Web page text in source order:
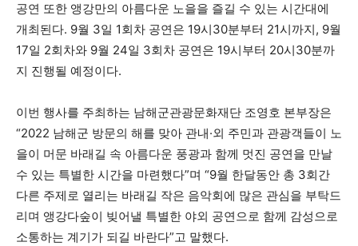
공연 또한 앵강만의 아름다운 노을을 즐길 수 있는 시간대에
개최된다. 9월 3일 1회차 공연은 19시30분부터 21시까지, 9월
17일 2회차와 9월 24일 3회차 공연은 19시부터 20시30분까
지 진행될 예정이다.
이번 행사를 주최하는 남해군관광문화재단 조영호 본부장은
“2022 남해군 방문의 해를 맞아 관내·외 주민과 관광객들이 노
을이 머문 바래길 속 아름다운 풍광과 함께 멋진 공연을 만날
수 있는 특별한 시간을 마련했다”며 “9월 한달동안 총 3회간
다른 주제로 열리는 바래길 작은 음악회에 많은 관심을 부탁드
리며 앵강다숲이 빚어낼 특별한 야외 공연으로 함께 감성으로
소통하는 계기가 되길 바란다”고 말했다.